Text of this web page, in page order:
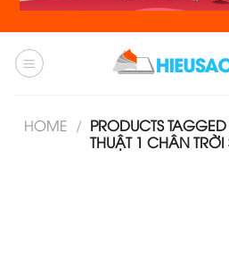
HOME / PRODUCTS
THUẬT 1 CHÂN